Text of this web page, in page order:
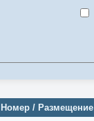
Номер / Размещение